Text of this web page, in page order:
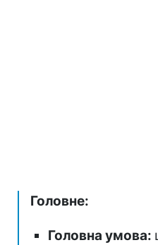
Головне:
Головна умова: